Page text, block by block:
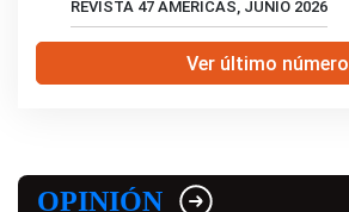
REVISTA 47 AMERICAS, JUNIO 2026
Ver último número
OPINIÓN